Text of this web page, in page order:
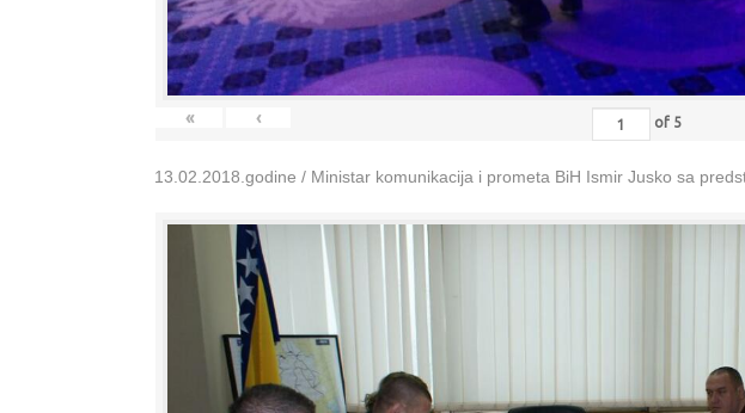
« ‹ of 5
13.02.2018.godine / Ministar komunikacija i prometa BiH Ismir Jusko sa